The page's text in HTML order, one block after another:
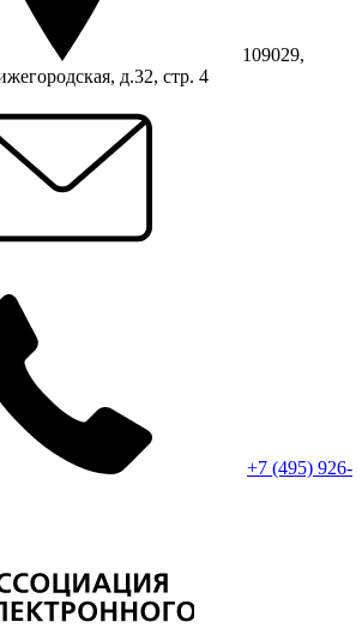
109029,
д.32, стр. 4
+7 (495) 926-